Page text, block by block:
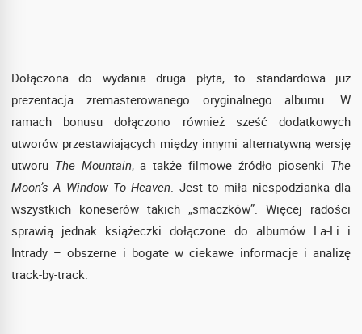
Dołączona do wydania druga płyta, to standardowa już
prezentacja zremasterowanego oryginalnego albumu. W
ramach bonusu dołączono również sześć dodatkowych
utworów przestawiających między innymi alternatywną wersję
utworu The Mountain, a także filmowe źródło piosenki The
Moon’s A Window To Heaven. Jest to miła niespodzianka dla
wszystkich koneserów takich „smaczków”. Więcej radości
sprawią jednak książeczki dołączone do albumów La-Li i
Intrady – obszerne i bogate w ciekawe informacje i analizę
track-by-track.